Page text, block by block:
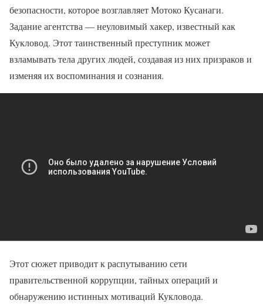
безопасности, которое возглавляет Мотоко Кусанаги.
Задание агентства — неуловимый хакер, известный как
Кукловод. Этот таинственный преступник может
взламывать тела других людей, создавая из них призраков и
изменяя их воспоминания и сознания.
Этот сюжет приводит к распутыванию сети
правительственной коррупции, тайных операций и
обнаружению истинных мотиваций Кукловода.